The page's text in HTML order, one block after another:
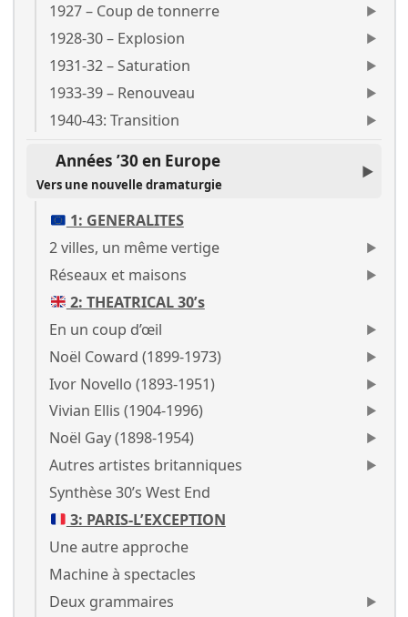
1927 – Coup de tonnerre
1928-30 – Explosion
1931-32 – Saturation
1933-39 – Renouveau
1940-43: Transition
Années ’30 en Europe
Vers une nouvelle dramaturgie
1: GENERALITES
2 villes, un même vertige
Réseaux et maisons
2: THEATRICAL 30’s
En un coup d’œil
Noël Coward (1899-1973)
Ivor Novello (1893-1951)
Vivian Ellis (1904-1996)
Noël Gay (1898-1954)
Autres artistes britanniques
Synthèse 30’s West End
3: PARIS-L’EXCEPTION
Une autre approche
Machine à spectacles
Deux grammaires